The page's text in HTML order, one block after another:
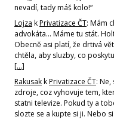
nevadí, tady máš kolo!“
Lojza kPrivatizace ČT: Mám
advokáta... Máme tu stát.
Obecně asi platí, že drtivá
chtěla, aby sluzby, co
[…]
RakusakkPrivatizace ČT:
zdroje, coz vyhovuje tem,
statni televize. Pokud ty a
slozte se a kupte si ji. Nebo